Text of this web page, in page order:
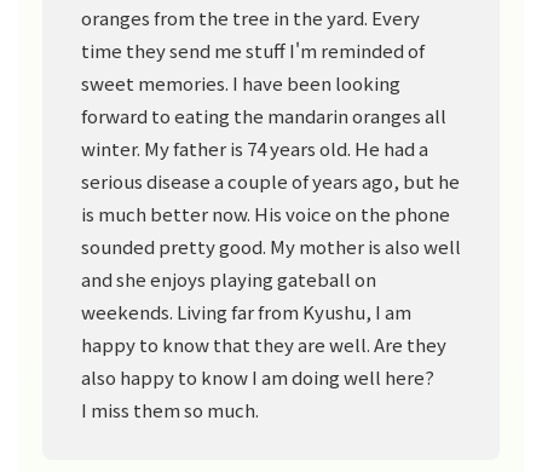
oranges from the tree in the yard. Every
time they send me stuff I'm reminded of
sweet memories. I have been looking
forward to eating the mandarin oranges all
winter. My father is 74 years old. He had a
serious disease a couple of years ago, but he
is much better now. His voice on the phone
sounded pretty good. My mother is also well
and she enjoys playing gateball on
weekends. Living far from Kyushu, I am
happy to know that they are well. Are they
also happy to know I am doing well here?
I miss them so much.